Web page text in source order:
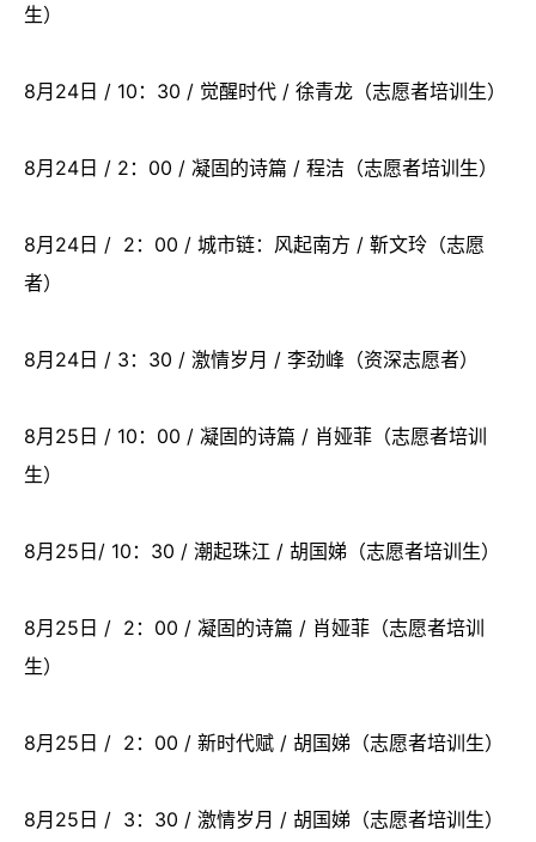
生）
8月24日 / 10：30 / 觉醒时代 / 徐青龙（志愿者培训生）
8月24日 / 2：00 / 凝固的诗篇 / 程洁（志愿者培训生）
8月24日 / 2：00 / 城市链：风起南方 / 靳文玲（志愿
者）
8月24日 / 3：30 / 激情岁月 / 李劲峰（资深志愿者）
8月25日 / 10：00 / 凝固的诗篇 / 肖娅菲（志愿者培训
生）
8月25日/ 10：30 / 潮起珠江 / 胡国娣（志愿者培训生）
8月25日 / 2：00 / 凝固的诗篇 / 肖娅菲（志愿者培训
生）
8月25日 / 2：00 / 新时代赋 / 胡国娣（志愿者培训生）
8月25日 / 3：30 / 激情岁月 / 胡国娣（志愿者培训生）